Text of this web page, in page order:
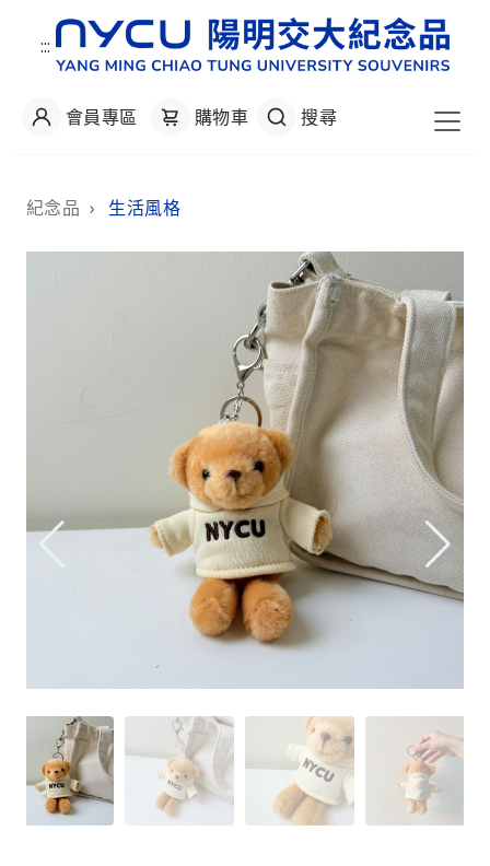
:::
會員專區 購物車 搜尋
紀念品 › 生活風格